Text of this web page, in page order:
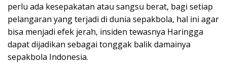
perlu ada kesepakatan atau sangsu berat, bagi setiap
pelangaran yang terjadi di dunia sepakbola, hal ini agar
bisa menjadi efek jerah, insiden tewasnya Haringga
dapat dijadikan sebagai tonggak balik damainya
sepakbola Indonesia.